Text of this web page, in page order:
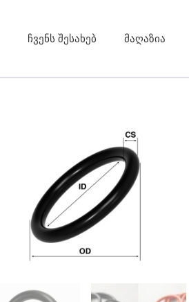
ჩვენს შესახებ მაღაზია